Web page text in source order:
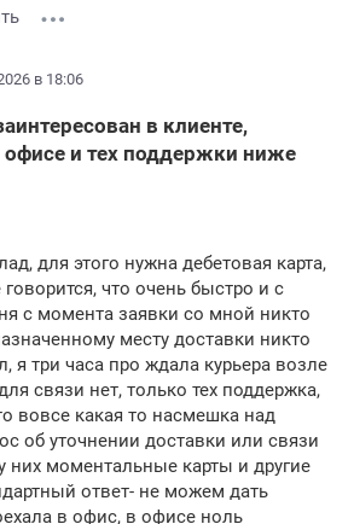
в 18:06
в клиенте,
и тех поддержки ниже
для этого нужна дебетовая карта,
что очень быстро и с
с момента заявки со мной никто
месту доставки никто
я три часа про ждала курьера возле
связи нет, только тех поддержка,
вовсе какая то насмешка над
об уточнении доставки или связи
них моментальные карты и другие
ответ- не можем дать
в офис, в офисе ноль